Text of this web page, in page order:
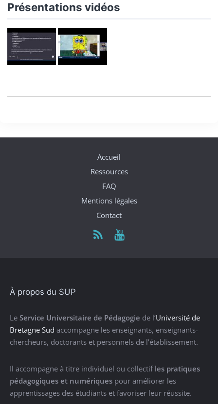
Présentations vidéos
Accueil
Ressources
FAQ
Mentions légales
Contact
À propos du SUP
Le Service Universitaire de Pédagogie de l’Université de
Bretagne Sud accompagne les enseignants, enseignants-
chercheurs, doctorants et personnels de l’établissement.
Il accompagne à titre individuel ou collectif les pratiques
pédagogiques et numériques pour améliorer les
apprentissages des étudiants et favoriser leur réussite.